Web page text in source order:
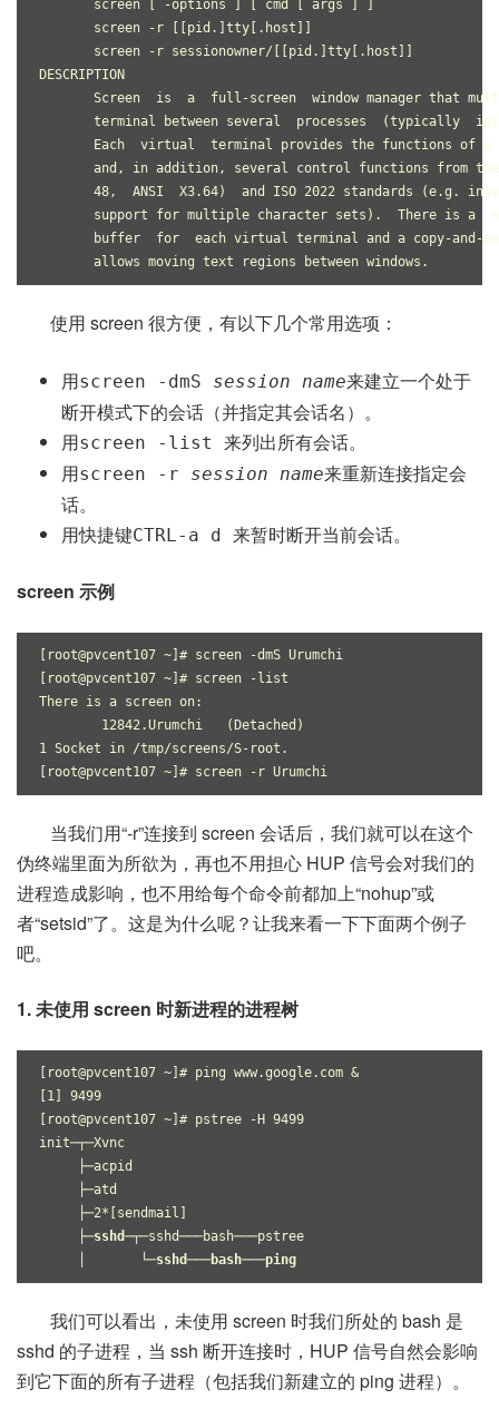
       screen [ -options ] [ cmd [ args ] ]
       screen -r [[pid.]tty[.host]]
       screen -r sessionowner/[[pid.]tty[.host]]
DESCRIPTION
Screen  is  a  full-screen  window manager that
terminal between several  processes  (typically
Each  virtual  terminal provides the functions of a
and, in addition, several control functions from
48,  ANSI  X3.64)  and ISO 2022 standards (e.g.
support for multiple character sets).  There is a
buffer  for  each virtual terminal and a copy-and-
       allows moving text regions between windows.
使用 screen 很方便，有以下几个常用选项：
用screen -dmS session name来建立一个处于
断开模式下的会话（并指定其会话名）。
用screen -list 来列出所有会话。
用screen -r session name来重新连接指定会
话。
用快捷键CTRL-a d 来暂时断开当前会话。
screen 示例
[root@pvcent107 ~]# screen -dmS Urumchi
[root@pvcent107 ~]# screen -list
There is a screen on:
        12842.Urumchi   (Detached)
1 Socket in /tmp/screens/S-root.
[root@pvcent107 ~]# screen -r Urumchi
当我们用“-r”连接到 screen 会话后，我们就可以在这个
伪终端里面为所欲为，再也不用担心 HUP 信号会对我们的
进程造成影响，也不用给每个命令前都加上“nohup”或
者“setsid”了。这是为什么呢？让我来看一下下面两个例子
吧。
1. 未使用 screen 时新进程的进程树
[root@pvcent107 ~]# ping www.google.com &
[1] 9499
[root@pvcent107 ~]# pstree -H 9499
init─┬─Xvnc
     ├─acpid
     ├─atd
├─sshd─┬─sshd───bash───pstree
└─sshd───bash───ping
我们可以看出，未使用 screen 时我们所处的 bash 是
sshd 的子进程，当 ssh 断开连接时，HUP 信号自然会影响
到它下面的所有子进程（包括我们新建立的 ping 进程）。